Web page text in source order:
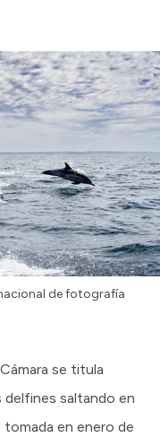
de fotografía
se titula
delfines saltando en
en enero de